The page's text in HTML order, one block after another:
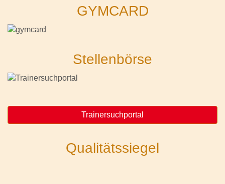
GYMCARD
Stellenbörse
Trainersuchportal
Qualitätssiegel